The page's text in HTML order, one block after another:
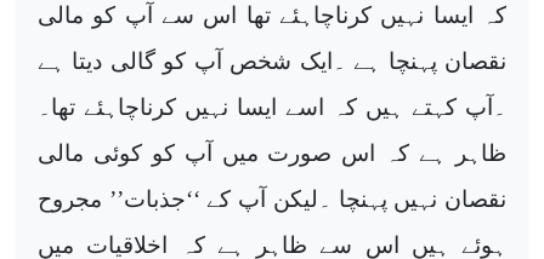
کہ ایسا نہیں کرناچاہئے تھا اس سے آپ کو مالی
نقصان پہنچا ہے ۔ایک شخص آپ کو گالی دیتا ہے
۔آپ کہتے ہیں کہ اسے ایسا نہیں کرناچاہئے تھا۔
ظاہر ہے کہ اس صورت میں آپ کو کوئی مالی
نقصان نہیں پہنچا ۔لیکن آپ کے ‘‘جذبات’’ مجروح
ہوئے ہیں اس سے ظاہر ہے کہ اخلاقیات میں